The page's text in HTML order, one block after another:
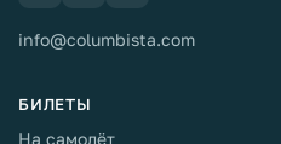
info@columbista.com
БИЛЕТЫ
На самолёт